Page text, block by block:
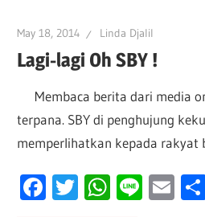
May 18, 2014 Linda Djalil
Lagi-lagi Oh SBY !
Membaca berita dari media
terpana. SBY di penghujung
memperlihatkan kepada rakyat
Facebook
TwitterLine